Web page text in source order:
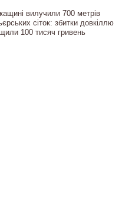
вилучили 700 метрів
сіток: збитки довкіллю
100 тисяч гривень